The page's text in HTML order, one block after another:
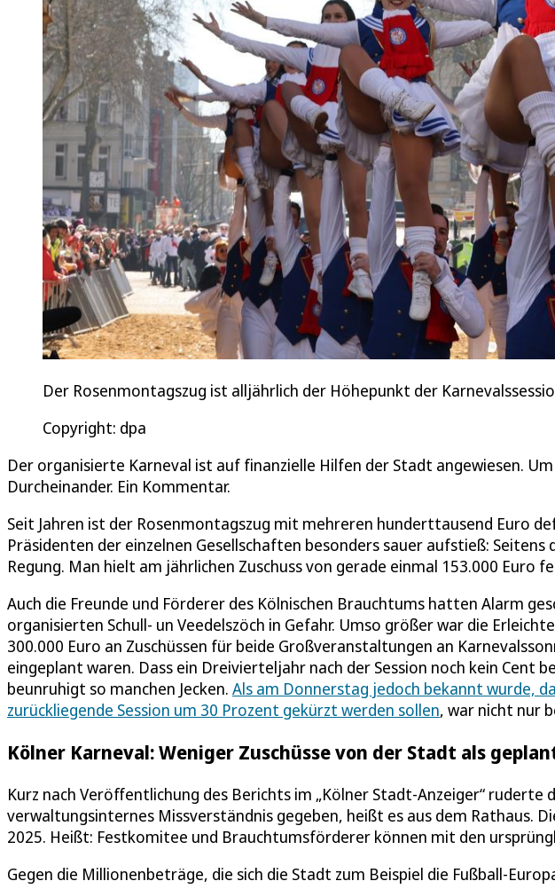
Der Rosenmontagszug ist alljährlich der Höhepunkt der
Copyright: dpa
Der organisierte Karneval ist auf finanzielle Hilfen der Stadt angewiesen.
Durcheinander. Ein Kommentar.
Seit Jahren ist der Rosenmontagszug mit mehreren hunderttausend Euro
Präsidenten der einzelnen Gesellschaften besonders sauer aufstieß: Seitens
Regung. Man hielt am jährlichen Zuschuss von gerade einmal 153.000 Euro
Auch die Freunde und Förderer des Kölnischen Brauchtums hatten Alarm
organisierten Schull- un Veedelszöch in Gefahr. Umso größer war die
300.000 Euro an Zuschüssen für beide Großveranstaltungen an
eingeplant waren. Dass ein Dreivierteljahr nach der Session noch kein Cent
beunruhigt so manchen Jecken. Als am Donnerstag jedoch bekannt wurde,
zurückliegende Session um 30 Prozent gekürzt werden sollen, war nicht nur
Kölner Karneval: Weniger Zuschüsse von der Stadt als
Kurz nach Veröffentlichung des Berichts im „Kölner Stadt-Anzeiger“ ruderte
verwaltungsinternes Missverständnis gegeben, heißt es aus dem Rathaus.
2025. Heißt: Festkomitee und Brauchtumsförderer können mit den
Gegen die Millionenbeträge, die sich die Stadt zum Beispiel die Fußball-